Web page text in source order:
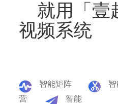
就用「壹
视频系统
智能矩阵
营
智能